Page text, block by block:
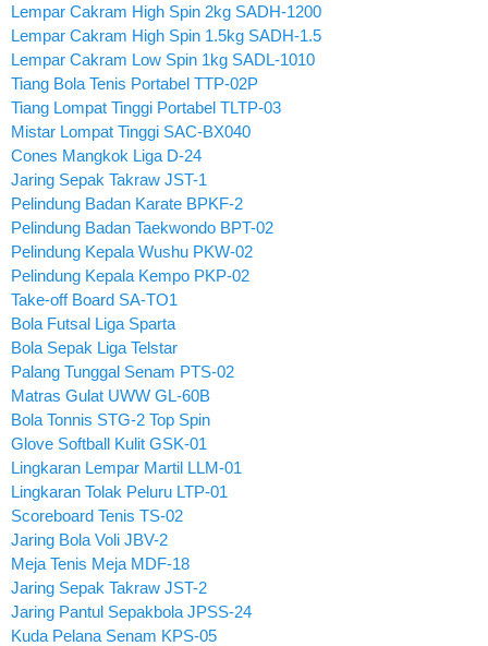
Lempar Cakram High Spin 2kg SADH-1200
Lempar Cakram High Spin 1.5kg SADH-1.5
Lempar Cakram Low Spin 1kg SADL-1010
Tiang Bola Tenis Portabel TTP-02P
Tiang Lompat Tinggi Portabel TLTP-03
Mistar Lompat Tinggi SAC-BX040
Cones Mangkok Liga D-24
Jaring Sepak Takraw JST-1
Pelindung Badan Karate BPKF-2
Pelindung Badan Taekwondo BPT-02
Pelindung Kepala Wushu PKW-02
Pelindung Kepala Kempo PKP-02
Take-off Board SA-TO1
Bola Futsal Liga Sparta
Bola Sepak Liga Telstar
Palang Tunggal Senam PTS-02
Matras Gulat UWW GL-60B
Bola Tonnis STG-2 Top Spin
Glove Softball Kulit GSK-01
Lingkaran Lempar Martil LLM-01
Lingkaran Tolak Peluru LTP-01
Scoreboard Tenis TS-02
Jaring Bola Voli JBV-2
Meja Tenis Meja MDF-18
Jaring Sepak Takraw JST-2
Jaring Pantul Sepakbola JPSS-24
Kuda Pelana Senam KPS-05